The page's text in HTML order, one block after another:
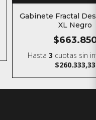
Gabinete Fractal
XL Negro
Hasta3 cuotas sin
$260.333,33